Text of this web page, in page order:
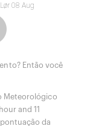
Lør 08 Aug
Então você
Meteorológico
and 11
da